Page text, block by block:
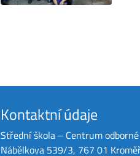
Kontaktní údaje
Střední škola ‒ Centrum
Nábělkova 539/3, 767 01